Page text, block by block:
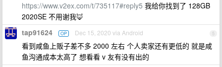
https://www.v2ex.com/t/735117#reply5 我给你找到了 128GB
2020SE 不用谢我🦊
5
tap91624 OP Dec 15, 2020 via Android
看到咸鱼上贩子差不多 2000 左右 个人卖家还有更低的 就是咸
鱼沟通成本太高了 想看看 v 友有没有出的